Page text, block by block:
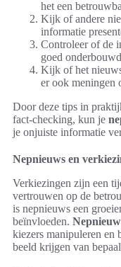
het een
Kijk of andere
informatie
Controleer of de
goed
Kijk of het
er ook meningen
Door deze tips in
fact-checking, kun je
je onjuiste informatie
Nepnieuws en
Verkiezingen zijn een
vertrouwen op de
is nepnieuws een
beïnvloeden.
kiezers manipuleren en
beeld krijgen van